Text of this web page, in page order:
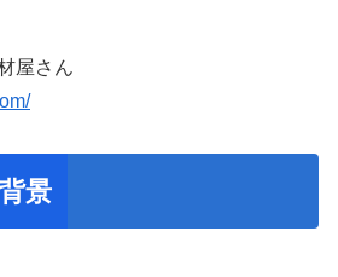
屋さん
景